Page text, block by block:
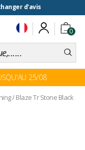
d'avis
0
25/08
/Blaze Tr Stone Black